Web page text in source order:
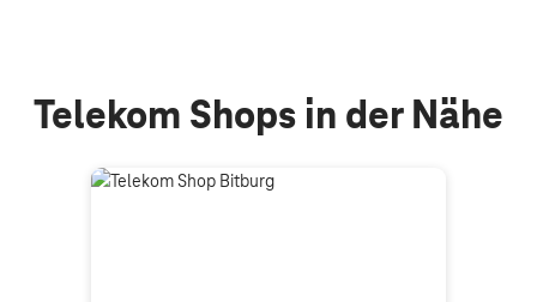
Telekom Shops in der Nähe